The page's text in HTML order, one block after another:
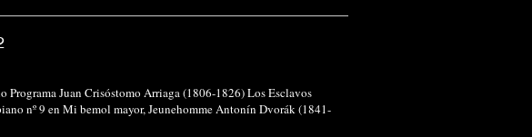
Juan Crisóstomo Arriaga (1806-1826) Los Esclavos
nº 9 en Mi bemol mayor, Jeunehomme Antonín Dvorák (1841-